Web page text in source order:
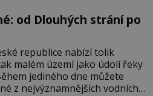
od Dlouhých strání po
republice nabízí tolik
malém území jako údolí řeky
jediného dne můžete
z nejvýznamnějších vodních